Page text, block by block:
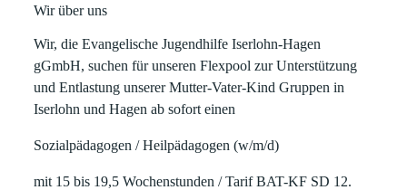
Wir über uns
Wir, dieEvangelische Jugendhilfe Iserlohn-Hagen
gGmbH, suchen für unseren Flexpool zur Unterstützung
und Entlastung unsererMutter-Vater-Kind Gruppenin
IserlohnundHagenab sofort einen
Sozialpädagogen / Heilpädagogen (w/m/d)
mit 15 bis 19,5 Wochenstunden / Tarif BAT-KF SD 12.